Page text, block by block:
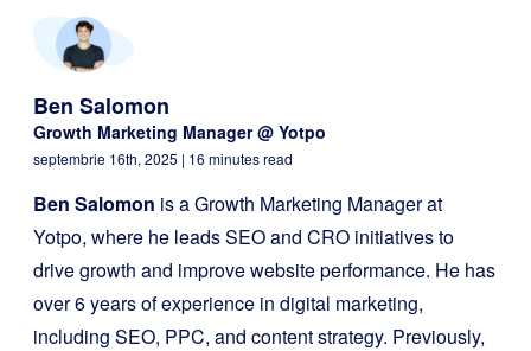
Ben Salomon
Growth Marketing Manager @ Yotpo
septembrie 16th, 2025 | 16 minutes read
Ben Salomon is a Growth Marketing Manager at
Yotpo, where he leads SEO and CRO initiatives to
drive growth and improve website performance. He has
over 6 years of experience in digital marketing,
including SEO, PPC, and content strategy. Previously,